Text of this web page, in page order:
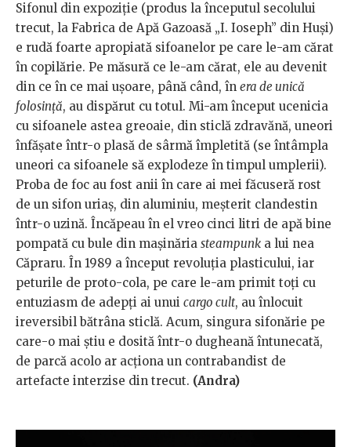
Sifonul din expoziție (produs la începutul secolului
trecut, la Fabrica de Apă Gazoasă „I. Ioseph” din Huși)
e rudă foarte apropiată sifoanelor pe care le-am cărat
în copilărie. Pe măsură ce le-am cărat, ele au devenit
din ce în ce mai ușoare, până când, în era de unică
folosință, au dispărut cu totul. Mi-am început ucenicia
cu sifoanele astea greoaie, din sticlă zdravănă, uneori
înfășate într-o plasă de sârmă împletită (se întâmpla
uneori ca sifoanele să explodeze în timpul umplerii).
Proba de foc au fost anii în care ai mei făcuseră rost
de un sifon uriaș, din aluminiu, meșterit clandestin
într-o uzină. Încăpeau în el vreo cinci litri de apă bine
pompată cu bule din mașinăria steampunk a lui nea
Căpraru. În 1989 a început revoluția plasticului, iar
peturile de proto-cola, pe care le-am primit toți cu
entuziasm de adepți ai unui cargo cult, au înlocuit
ireversibil bătrâna sticlă. Acum, singura sifonărie pe
care-o mai știu e dosită într-o dugheană întunecată,
de parcă acolo ar acționa un contrabandist de
artefacte interzise din trecut. (Andra)